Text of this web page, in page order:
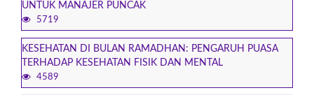
UNTUK MANAJER PUNCAK
5719
KESEHATAN DI BULAN RAMADHAN: PENGARUH PUASA
TERHADAP KESEHATAN FISIK DAN MENTAL
4589